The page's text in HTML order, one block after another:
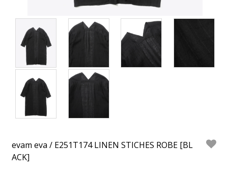
evam eva / E251T174 LINEN STICHES ROBE [BL
ACK]